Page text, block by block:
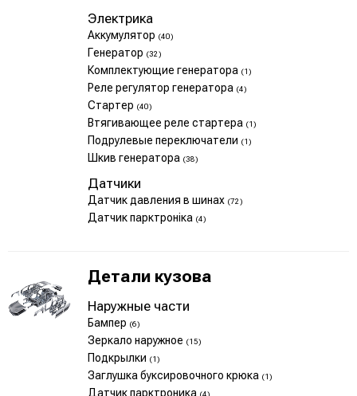
Электрика
Аккумулятор (40)
Генератор (32)
Комплектующие генератора (1)
Реле регулятор генератора (4)
Стартер (40)
Втягивающее реле стартера (1)
Подрулевые переключатели (1)
Шкив генератора (38)
Датчики
Датчик давления в шинах (72)
Датчик парктроніка (4)
Детали кузова
Наружные части
Бампер (6)
Зеркало наружное (15)
Подкрылки (1)
Заглушка буксировочного крюка (1)
Датчик парктроника (4)